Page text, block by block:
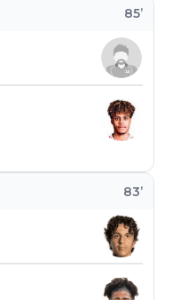
83’
85’